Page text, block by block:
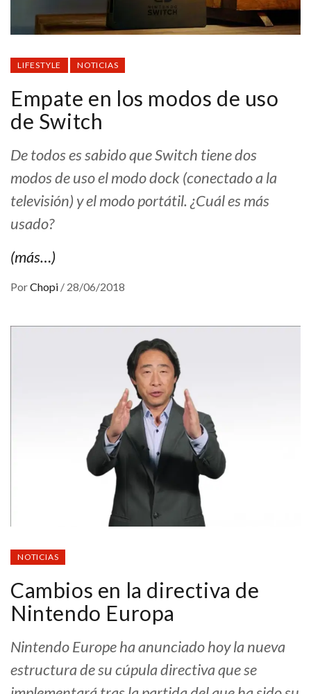
LIFESTYLE NOTICIAS
Empate en los modos de uso
de Switch
De todos es sabido que Switch tiene dos
modos de uso el modo dock (conectado a la
televisión) y el modo portátil. ¿Cuál es más
usado?
(más…)
PorChopi / 28/06/2018
NOTICIAS
Cambios en la directiva de
Nintendo Europa
Nintendo Europe ha anunciado hoy la nueva
estructura de su cúpula directiva que se